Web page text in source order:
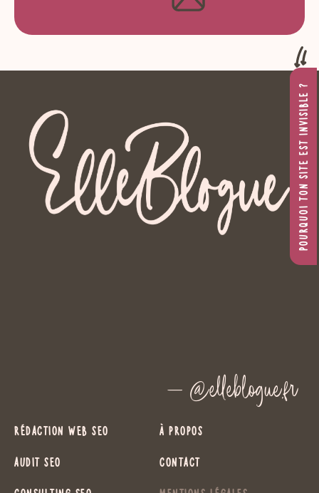
POURQUOI TON SITE EST INVISIBLE ?
— @elleblogue.fr
Rédaction Web SEO
Audit SEO
À propos
Contact